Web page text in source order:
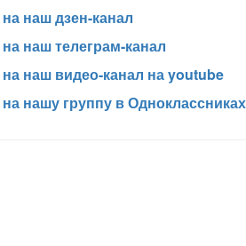
наш дзен-канал
наш телеграм-канал
наш видео-канал на youtube
нашу группу в Одноклассниках